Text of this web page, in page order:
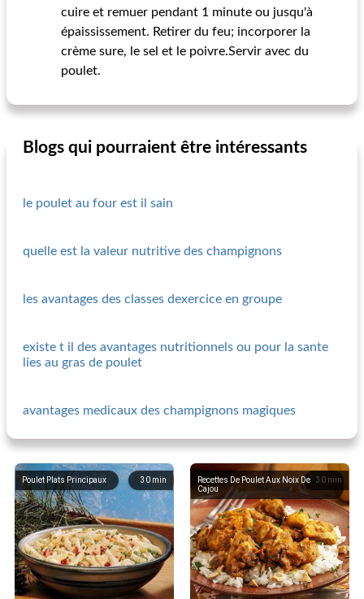
cuire et remuer pendant 1 minute ou jusqu'à
épaississement. Retirer du feu; incorporer la
crème sure, le sel et le poivre.Servir avec du
poulet.
Blogs qui pourraient être intéressants
le poulet au four est il sain
quelle est la valeur nutritive des champignons
les avantages des classes dexercice en groupe
existe t il des avantages nutritionnels ou pour la sante
lies au gras de poulet
avantages medicaux des champignons magiques
30 min
Poulet Plats Principaux 30 min
Recettes De Poulet Aux Noix De
Cajou